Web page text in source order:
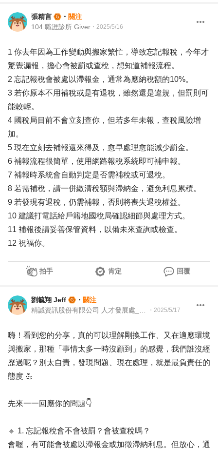
張精言 ・ 關注
104 職涯診所 Giver ・ 2025/5/16
1 你去年因為工作變動與搬家繁忙，導致忘記報稅，今年才
驚覺漏報，擔心會被罰或查稅，想知道補報流程。
2 忘記報稅會被處以滯報金，通常為應納稅額的10%。
3 若你原本不用補稅或是有退稅，雖然還是違規，但罰則可
能較輕。
4 國稅局目前不會立刻查你，但若多年未報，查稅風險增
加。
5 現在立刻去補報還來得及，愈早處理愈能減少罰金。
6 補報流程很簡單，使用網路報稅系統即可補申報。
7 補報時系統會自動判定是否需補稅或可退稅。
8 若需補稅，請一併繳清稅額與滯納金，避免利息累積。
9 若發現有退稅，仍需補報，否則將喪失退稅權益。
10 建議打電話給戶籍地國稅局確認細節與處理方式。
11 補報後請妥善保管資料，以備未來查詢或檢查。
12 祝福你。
拍手 肯定 回覆
劉毓翔 Jeff ・ 關注
・ 2025/5/17
嗨！看到您的分享，真的可以理解剛換工作、又在適應環境
與搬家，那種「事情太多一時沒顧到」的感覺，我們誰沒經
歷過呢？別太自責，發現問題、現在處理，就是最負責任的
態度 💪
先來一一回應你的問題👇
🔸 1. 忘記報稅會不會被罰？會被查稅嗎？
會喔，有可能會被處以滯報金或加徵滯納利息。但放心，通